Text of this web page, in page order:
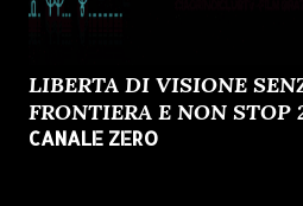
LIBERTA DI VISIONE
FRONTIERA E NON STOP
CANALE ZERO